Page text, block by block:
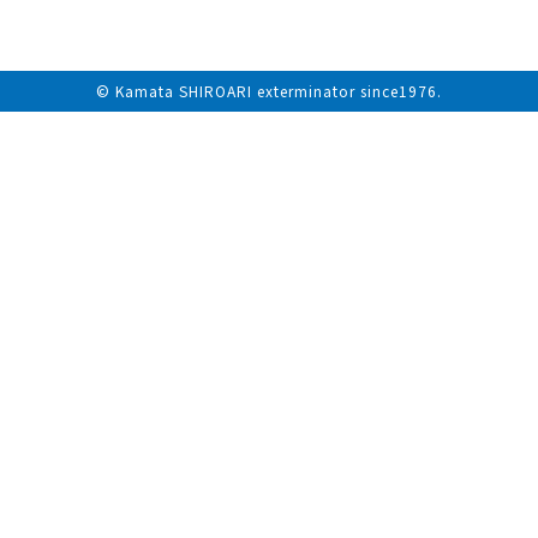
© Kamata SHIROARI exterminator since1976.